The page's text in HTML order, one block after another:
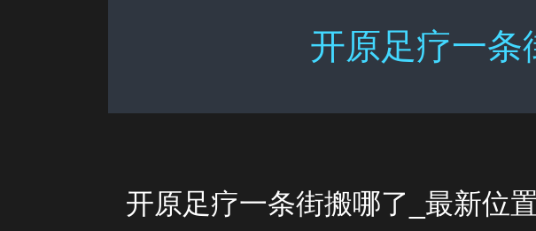
开原足疗一条
开原足疗一条街搬哪了_最新位